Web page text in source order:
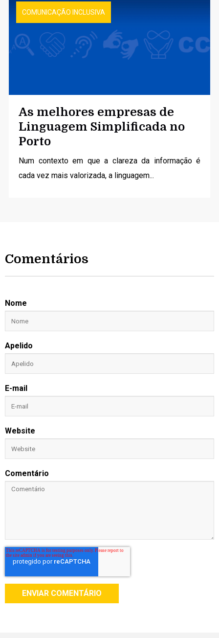
COMUNICAÇÃO INCLUSIVA
As melhores empresas de
Linguagem Simplificada no
Porto
Num contexto em que a clareza da informação é
cada vez mais valorizada, a linguagem...
Comentários
Nome
Apelido
E-mail
Website
Comentário